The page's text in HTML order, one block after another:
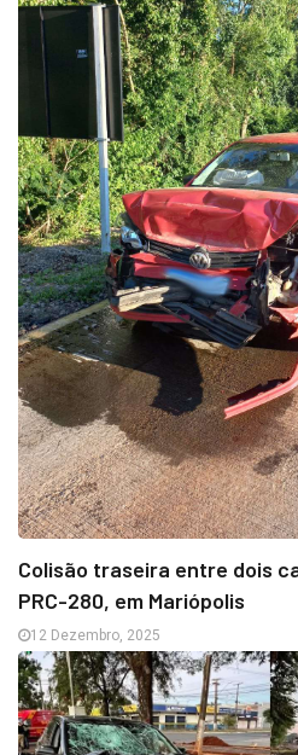
Colisão traseira entre dois
PRC-280, em Mariópolis
12 Dezembro, 2025